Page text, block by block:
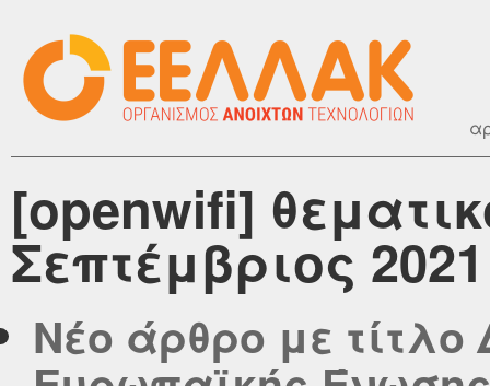
[openwifi]
Σεπτέμβριος 2021
Νέο άρθρο με τίτλο